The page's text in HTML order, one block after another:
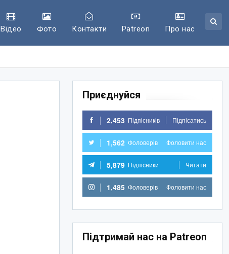
Відео Фото Контакти Patreon Про нас
Приєднуйся
2,453 Підпісників Підпісатись
1,562 Фоловерів Фоловити нас
5,879 Підпісники Читати
1,485 Фоловерів Фоловити нас
Підтримай нас на Patreon